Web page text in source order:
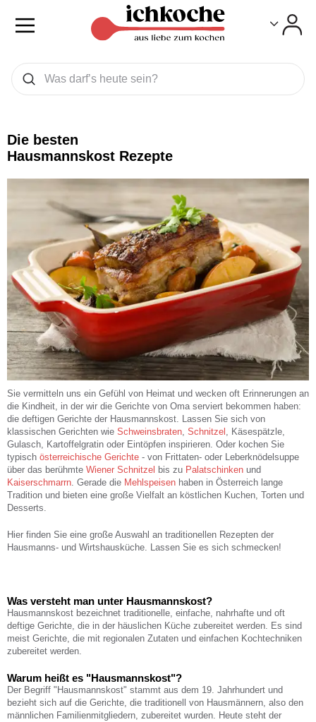
Was wollen Sie suchen
Suchen
Die besten
Hausmannskost Rezepte
Sie vermitteln uns ein Gefühl von Heimat und wecken oft Erinnerungen an
die Kindheit, in der wir die Gerichte von Oma serviert bekommen haben:
die deftigen Gerichte der Hausmannskost. Lassen Sie sich von
klassischen Gerichten wie Schweinsbraten Schnitzel
, Käsespätzle,
Gulasch, Kartoffelgratin oder Eintöpfen inspirieren. Oder kochen Sie
typisch österreichische Gerichte - von Frittaten- oder Leberknödelsuppe
über das berühmte Wiener Schnitzel bis zu Palatschinken und
Kaiserschmarrn . Gerade die Mehlspeisen haben in Österreich lange
Tradition und bieten eine große Vielfalt an köstlichen Kuchen, Torten und
Desserts.
Hier finden Sie eine große Auswahl an traditionellen Rezepten der
Hausmanns- und Wirtshausküche. Lassen Sie es sich schmecken!
Was versteht man unter Hausmannskost?
Hausmannskost bezeichnet traditionelle, einfache, nahrhafte und oft
deftige Gerichte, die in der häuslichen Küche zubereitet werden. Es sind
meist Gerichte, die mit regionalen Zutaten und einfachen Kochtechniken
zubereitet werden.
Warum heißt es "Hausmannskost"?
Der Begriff "Hausmannskost" stammt aus dem 19. Jahrhundert und
bezieht sich auf die Gerichte, die traditionell von Hausmännern, also den
männlichen Familienmitgliedern, zubereitet wurden. Heute steht der